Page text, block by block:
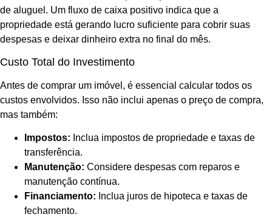
de aluguel. Um fluxo de caixa positivo indica que a
propriedade está gerando lucro suficiente para cobrir suas
despesas e deixar dinheiro extra no final do mês.
Custo Total do Investimento
Antes de comprar um imóvel, é essencial calcular todos os
custos envolvidos. Isso não inclui apenas o preço de compra,
mas também:
Impostos: Inclua impostos de propriedade e taxas de
transferência.
Manutenção: Considere despesas com reparos e
manutenção contínua.
Financiamento: Inclua juros de hipoteca e taxas de
fechamento.